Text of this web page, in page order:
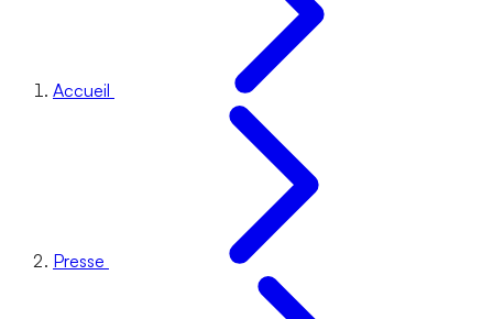
Accueil
Presse